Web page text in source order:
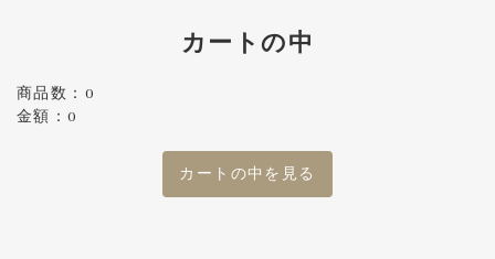
カートの中
商品数：0
金額：0
カートの中を見る